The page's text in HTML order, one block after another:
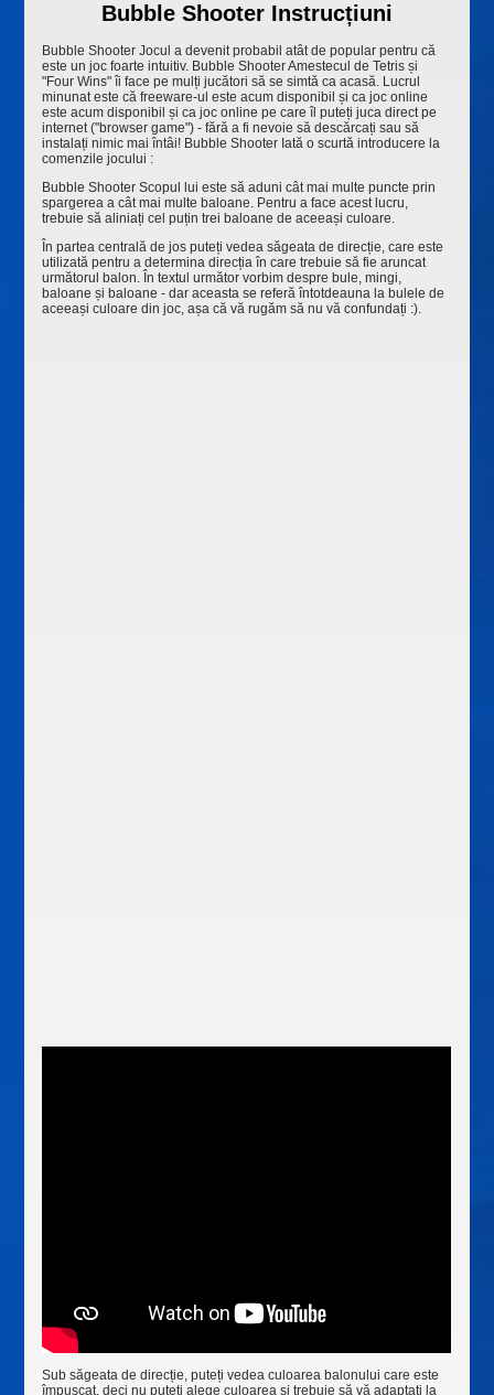
Bubble Shooter Instrucțiuni
Bubble Shooter Jocul a devenit probabil atât de popular pentru că
este un joc foarte intuitiv. Bubble Shooter Amestecul de Tetris și
"Four Wins" îi face pe mulți jucători să se simtă ca acasă. Lucrul
minunat este că freeware-ul este acum disponibil și ca joc online
este acum disponibil și ca joc online pe care îl puteți juca direct pe
internet ("browser game") - fără a fi nevoie să descărcați sau să
instalați nimic mai întâi! Bubble Shooter Iată o scurtă introducere la
comenzile jocului :
Bubble Shooter Scopul lui este să aduni cât mai multe puncte prin
spargerea a cât mai multe baloane. Pentru a face acest lucru,
trebuie să aliniați cel puțin trei baloane de aceeași culoare.
În partea centrală de jos puteți vedea săgeata de direcție, care este
utilizată pentru a determina direcția în care trebuie să fie aruncat
următorul balon. În textul următor vorbim despre bule, mingi,
baloane și baloane - dar aceasta se referă întotdeauna la bulele de
aceeași culoare din joc, așa că vă rugăm să nu vă confundați :).
Sub săgeata de direcție, puteți vedea culoarea balonului care este
împușcat, deci nu puteți alege culoarea și trebuie să vă adaptați la